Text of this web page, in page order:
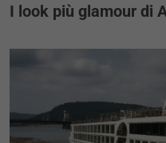
I look più glamour di